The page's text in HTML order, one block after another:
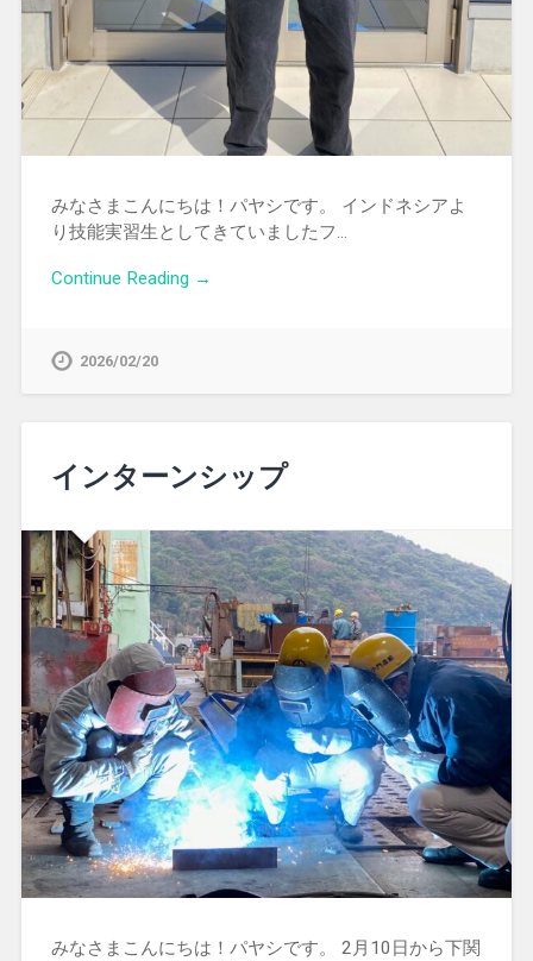
みなさまこんにちは！パヤシです。 インドネシアよ
り技能実習生としてきていましたフ…
Continue Reading →
2026/02/20
インターンシップ
みなさまこんにちは！パヤシです。 2月10日から下関